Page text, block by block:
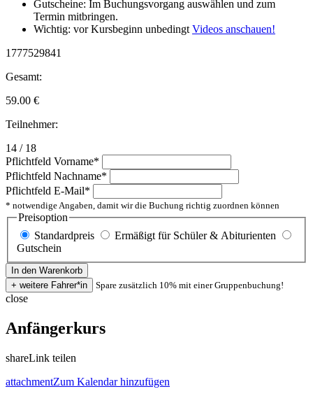
Gutscheine: Im Buchungsvorgang auswählen und zum
Termin mitbringen.
Wichtig: vor Kursbeginn unbedingtVideos anschauen!
1777529841
Gesamt:
59.00 €
Teilnehmer:
14 / 18
Pflichtfeld Vorname*
Pflichtfeld Nachname*
Pflichtfeld E-Mail*
* notwendige Angaben, damit wir die Buchung richtig zuordnen können
Preisoption
Standardpreis
Ermäßigt für Schüler & Abiturienten
Gutschein
Spare zusätzlich 10% mit einer Gruppenbuchung!
close
Anfängerkurs
shareLink teilen
attachmentZum Kalendar hinzufügen